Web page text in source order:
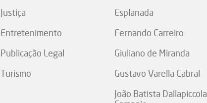
Justiça
Entretenimento
Publicação Legal
Turismo
Esplanada
Fernando Carreiro
Giuliano de Miranda
Gustavo Varella Cabral
João Batista Dallapiccola